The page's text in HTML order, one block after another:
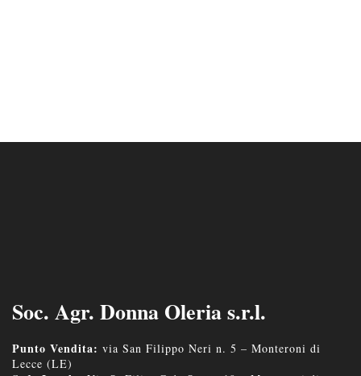
Soc. Agr. Donna Oleria s.r.l.
Punto Vendita: via San Filippo Neri n. 5 – Monteroni di
Lecce (LE)